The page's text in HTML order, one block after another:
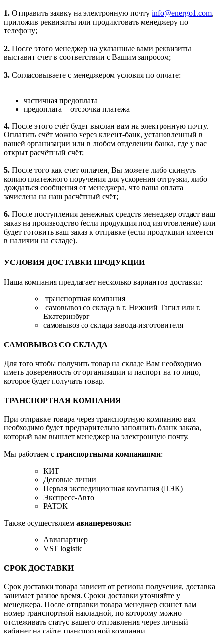
1. Отправить заявку на электронную почту info@energo1.com,
приложив реквизиты или продиктовать менеджеру по
телефону;
2. После этого менеджер на указанные вами реквизиты
выставит счет в соответствии с Вашим запросом;
3. Согласовываете с менеджером условия по оплате:
частичная предоплата
предоплата + отсрочка платежа
4. После этого счёт будет выслан вам на электронную почту.
Оплатить счёт можно через клиент-банк, установленный в
вашей организации или в любом отделении банка, где у вас
открыт расчётный счёт;
5. После того как счет оплачен, Вы можете либо скинуть
копию платежного поручения для ускорения отгрузки, либо
дождаться сообщения от менеджера, что ваша оплата
зачислена на наш расчётный счёт;
6. После поступления денежных средств менеджер отдаст ваш
заказ на производство (если продукция под изготовление) или
будет готовить ваш заказ к отправке (если продукции имеется
в наличии на складе).
УСЛОВИЯ ДОСТАВКИ ПРОДУКЦИИ
Наша компания предлагает несколько вариантов доставки:
транспортная компания
самовывоз со склада в г. Нижний Тагил или г.
Екатеринбург
самовывоз со склада завода-изготовителя
САМОВЫВОЗ СО СКЛАДА
Для того чтобы получить товар на складе Вам необходимо
иметь доверенность от организации и паспорт на то лицо,
которое будет получать товар.
ТРАНСПОРТНАЯ КОМПАНИЯ
При отправке товара через транспортную компанию вам
необходимо будет предварительно заполнить бланк заказа,
который вам вышлет менеджер на электронную почту.
Мы работаем с транспортными компаниями:
КИТ
Деловые линии
Первая экспедиционная компания (ПЭК)
Экспресс-Авто
РАТЭК
Также осуществляем авиаперевозки:
Авиапартнер
VST logistic
СРОК ДОСТАВКИ
Срок доставки товара зависит от региона получения, доставка
занимает разное время. Сроки доставки уточняйте у
менеджера. После отправки товара менеджер скинет вам
номер транспортной накладной, по которому можно
отслеживать статус вашего отправления через личный
кабинет на сайте транспортной компании.